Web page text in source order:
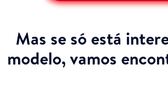
Mas se só está
modelo,vamos